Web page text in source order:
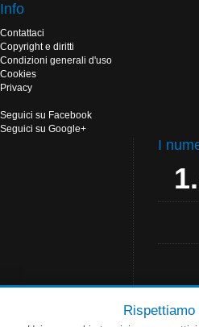
Info
Contattaci
Copyright e diritti
Condizioni generali d'uso
Cookies
Privacy
Seguici su Facebook
Seguici su Google+
I
Web Solution